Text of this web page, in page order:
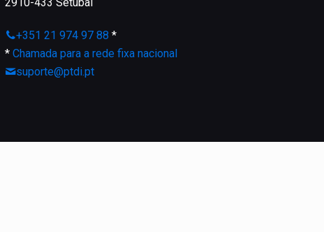
+351 21 974 97 88 *
*Chamada para a rede fixa nacional
suporte@ptdi.pt